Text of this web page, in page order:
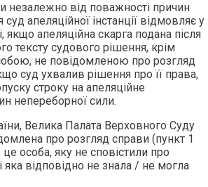
незалежно від поважності причин
апеляційної інстанції відмовляє у
якщо апеляційна скарга подана після
тексту судового рішення, крім
не повідомленою про розгляд
суд ухвалив рішення про її права,
строку на апеляційне
непереборної сили.
Велика Палата Верховного Суду
про розгляд справи (пункт 1
особа, яку не сповістили про
яка відповідно не знала / не могла